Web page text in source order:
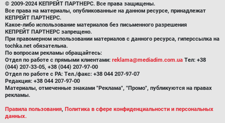
© 2009-2024 КЕПРЕЙТ ПАРТНЕРС. Все права защищены.
Все права на материалы, опубликованные на данном ресурсе, принадлежат
КЕПРЕЙТ ПАРТНЕРС.
Какое-либо использование материалов без письменного разрешения
КЕПРЕЙТ ПАРТНЕРС запрещено.
При правомерном использовании материалов с данного ресурса, гиперссылка на
tochka.net обязательна.
По вопросам рекламы обращайтесь:
Отдел по работе с прямыми клиентами: reklama@mediadim.com.ua Тел: +38
(044) 207-33-05, +38 (044) 207-97-00
Отдел по работе с РА: Тел./факс: +38 044 207-97-07
Редакция: +38 044 207-97-00
Материалы, отмеченные знаками "Реклама", "Промо", публикуются на правах
рекламы.
Правила пользования, Политика в сфере конфиденциальности и персональных
данных.